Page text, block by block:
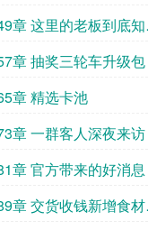
章 这里的老板到底
这些食物有多么珍贵
章 抽奖三轮车升级包
章 精选卡池
章 一群客人深夜来访
章 官方带来的好消息
章 交货收钱新增食